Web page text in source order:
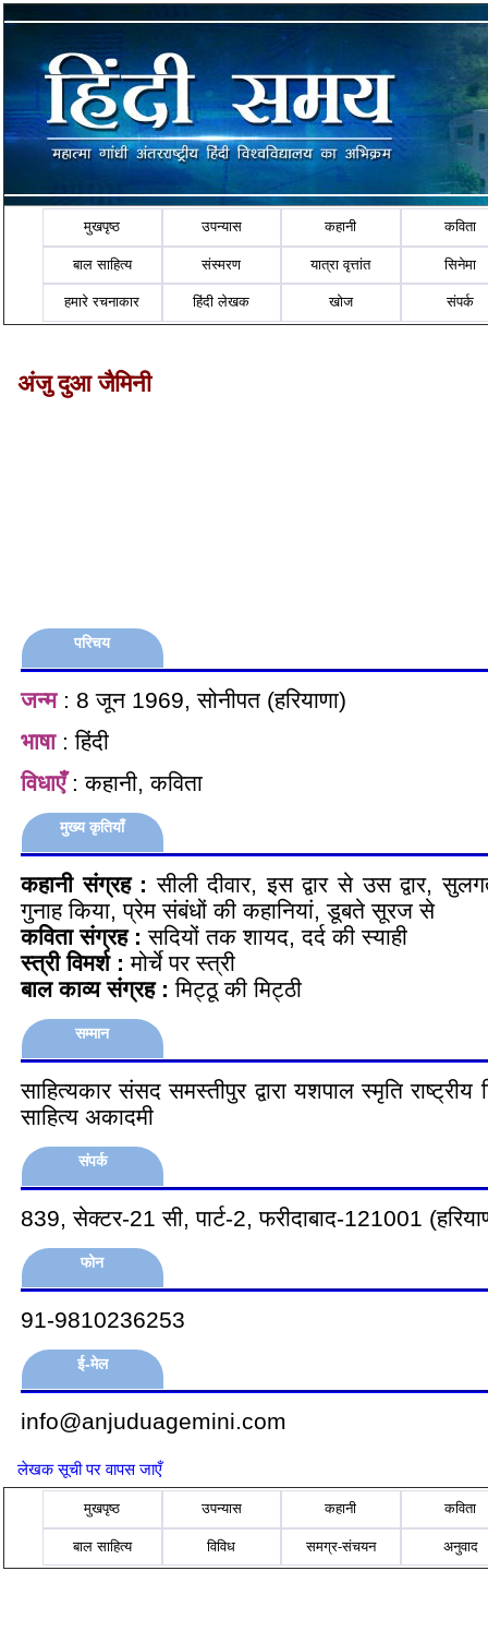
मुखपृष्ठ उपन्यास कहानी कविता
बाल साहित्य संस्मरण यात्रा वृत्तांत सिनेमा
हमारे रचनाकार हिंदी लेखक खोज संपर्क
अंजु दुआ जैमिनी
परिचय
जन्म: 8 जून 1969, सोनीपत (हरियाणा)
भाषा: हिंदी
विधाएँ: कहानी, कविता
मुख्य कृतियाँ
कहानी संग्रह : सीली दीवार, इस द्वार से उस द्वार,
गुनाह किया, प्रेम संबंधों की कहानियां, डूबते सूरज से
कविता संग्रह : सदियों तक शायद, दर्द की स्याही
स्त्री विमर्श : मोर्चे पर स्त्री
बाल काव्य संग्रह : मिट्ठू की मिट्ठी
सम्मान
साहित्यकार संसद समस्तीपुर द्वारा यशपाल स्मृति राष्ट्रीय
साहित्य अकादमी
संपर्क
839, सेक्‍टर-21 सी, पार्ट-2, फरीदाबाद-121001
फोन
91-9810236253
ई-मेल
info@anjuduagemini.com
लेखक सूची पर वापस जाएँ
मुखपृष्ठ उपन्यास कहानी कविता
बाल साहित्य विविध समग्र-संचयन अनुवाद